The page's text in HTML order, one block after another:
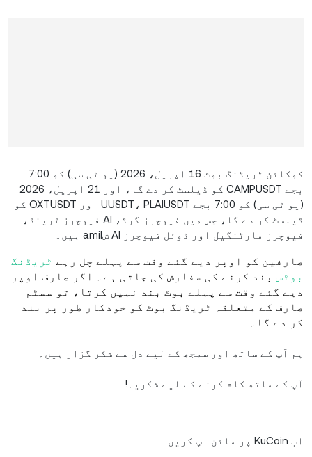
کوکائن ٹریڈنگ بوٹ 16 اپریل، 2026 (یو ٹی سی) کو 7:00
بجے CAMPUSDT کو ڈیلسٹ کر دے گا، اور 21 اپریل، 2026
(یو ٹی سی) کو 7:00 بجے UUSDT، PLAIUSDT اور OXTUSDT کو
ڈیلسٹ کر دے گا، جس میں فیوچرز گرڈ، AI فیوچرز ٹرینڈ،
فیوچرز مارٹنگیل اور ڈوئل فیوچرز AI شamil ہیں۔
صارفین کو اوپر دیے گئے وقت سے پہلے چل رہے ٹریڈنگ
بوٹس بند کرنے کی سفارش کی جاتی ہے۔ اگر صارف اوپر
دیے گئے وقت سے پہلے بوٹ بند نہیں کرتا، تو سسٹم
صارف کے متعلقہ ٹریڈنگ بوٹ کو خودکار طور پر بند
کر دے گا۔
ہم آپ کے ساتھ اور سمجھ کے لیے دل سے شکر گزار ہیں۔
آپ کے ساتھ کام کرنے کے لیے شکریہ!
اب KuCoin پر سائن اپ کریں